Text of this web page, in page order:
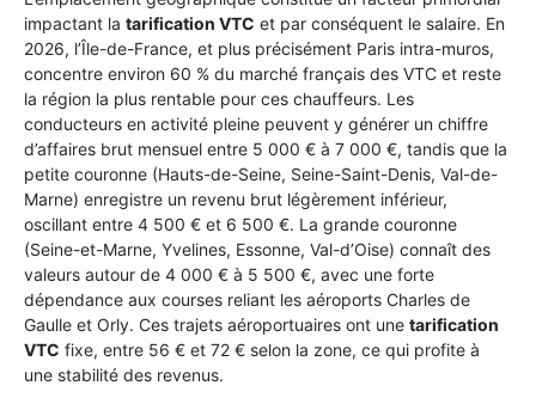
impactant la tarification VTC et par conséquent le salaire. En
2026, l’Île-de-France, et plus précisément Paris intra-muros,
concentre environ 60 % du marché français des VTC et reste
la région la plus rentable pour ces chauffeurs. Les
conducteurs en activité pleine peuvent y générer un chiffre
d’affaires brut mensuel entre 5 000 € à 7 000 €, tandis que la
petite couronne (Hauts-de-Seine, Seine-Saint-Denis, Val-de-
Marne) enregistre un revenu brut légèrement inférieur,
oscillant entre 4 500 € et 6 500 €. La grande couronne
(Seine-et-Marne, Yvelines, Essonne, Val-d’Oise) connaît des
valeurs autour de 4 000 € à 5 500 €, avec une forte
dépendance aux courses reliant les aéroports Charles de
Gaulle et Orly. Ces trajets aéroportuaires ont une tarification
VTC fixe, entre 56 € et 72 € selon la zone, ce qui profite à
une stabilité des revenus.